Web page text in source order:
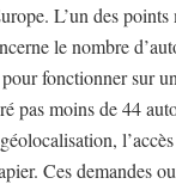
L’un des points
le nombre
fonctionner sur
pas moins de 44
Ces demandes